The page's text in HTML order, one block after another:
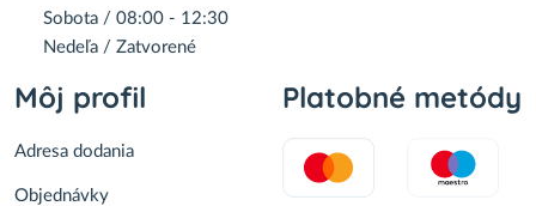
Sobota / 08:00 - 12:30
Nedeľa / Zatvorené
Môj profil
Adresa dodania
Objednávky
Platobné metódy